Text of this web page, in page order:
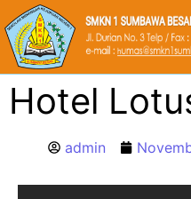
Hotel
admin